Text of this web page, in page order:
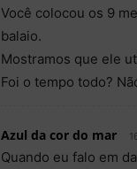
Você colocou os 9
balaio.
Mostramos que ele
Foi o tempo todo?
Azul da cor do mar
Quando eu falo em